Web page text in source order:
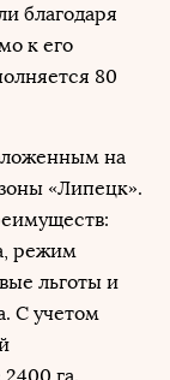
благодаря
к его
80
на
«Липецк».
режим
льготы и
С учетом